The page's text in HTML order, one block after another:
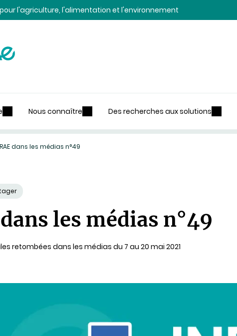
l'agriculture, l'alimentation et l'environnement
Nous connaître Des recherches aux solutions
dans les médias n°49
les médias n°49
retombées dans les médias du 7 au 20 mai 2021